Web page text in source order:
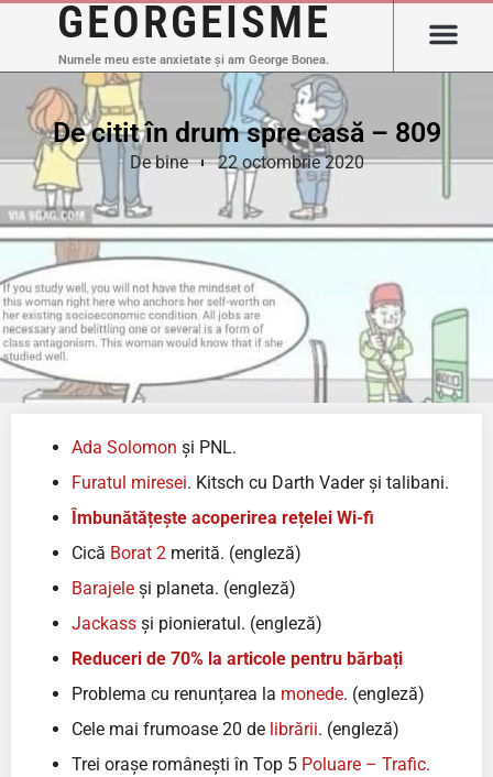
GEORGEISME
Numele meu este anxietate și am George Bonea.
De citit în drum spre casă – 809
De bine 22 octombrie 2020
Ada Solomon și PNL.
Furatul miresei. Kitsch cu Darth Vader și talibani.
Îmbunătățește acoperirea rețelei Wi-fi
Cică Borat 2 merită. (engleză)
Barajele și planeta. (engleză)
Jackass și pionieratul. (engleză)
Reduceri de 70% la articole pentru bărbați
Problema cu renunțarea la monede. (engleză)
Cele mai frumoase 20 de librării. (engleză)
Trei orașe românești în Top 5 Poluare – Trafic.